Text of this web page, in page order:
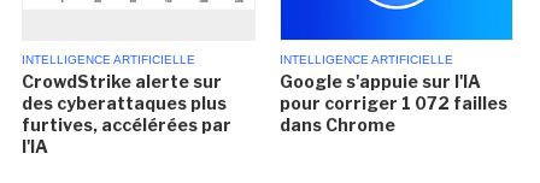
INTELLIGENCE ARTIFICIELLE
CrowdStrike alerte sur
des cyberattaques plus
furtives, accélérées par
l'IA
INTELLIGENCE ARTIFICIELLE
Google s'appuie sur l'IA
pour corriger 1 072 failles
dans Chrome